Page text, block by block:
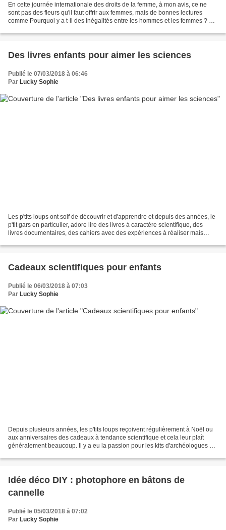
En cette journée internationale des droits de la femme, à mon avis, ce ne
sont pas des fleurs qu'il faut offrir aux femmes, mais de bonnes lectures
comme Pourquoi y a t-il des inégalités entre les hommes et les femmes ? de
Des livres enfants pour aimer les sciences
Publié le 07/03/2018 à 06:46
Par Lucky Sophie
Les p'tits loups ont soif de découvrir et d'apprendre et depuis des années, le
p'tit gars en particulier, adore lire des livres à caractère scientifique, des
livres documentaires, des cahiers avec des expériences à réaliser mais
Cadeaux scientifiques pour enfants
Publié le 06/03/2018 à 07:03
Par Lucky Sophie
Depuis plusieurs années, les p'tits loups reçoivent régulièrement à Noël ou
aux anniversaires des cadeaux à tendance scientifique et cela leur plaît
généralement beaucoup. Il y a eu la passion pour les kits d'archéologues en
Idée déco DIY : photophore en bâtons de
cannelle
Publié le 05/03/2018 à 07:02
Par Lucky Sophie